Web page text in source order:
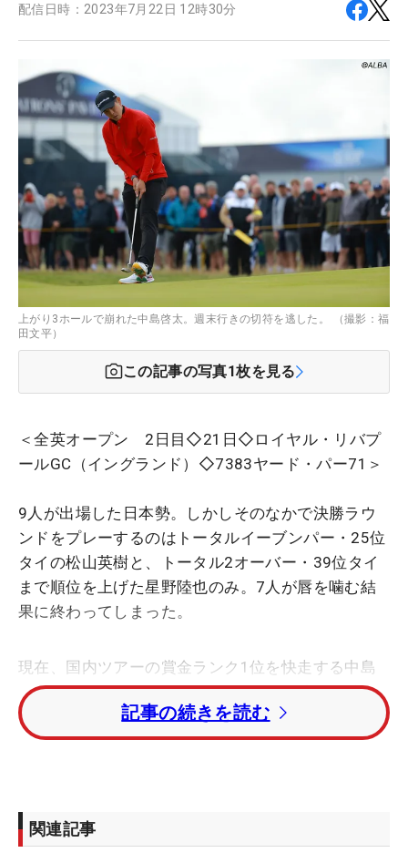
配信日時： 2023年7月22日 12時30分
上がり3ホールで崩れた中島啓太。週末行きの切符を逃した。 （撮影：福
田文平）
この記事の写真1枚を見る
＜全英オープン 2日目◇21日◇ロイヤル・リバプ
ールGC（イングランド）◇7383ヤード・パー71＞
9人が出場した日本勢。しかしそのなかで決勝ラウ
ンドをプレーするのはトータルイーブンパー・25位
タイの松山英樹と、トータル2オーバー・39位タイ
まで順位を上げた星野陸也のみ。7人が唇を噛む結
果に終わってしまった。
現在、国内ツアーの賞金ランク1位を快走する中島
啓太も、そのひとりになってしまった。初日は午後
組の難しいコンディションのなか、15番のイーグ
ル、さらに新設された17番パー3のバーディで魅せ
圏内だった16番でスコアを落とすと、17番でもボギ
ー、そして18番ではダブルボギー。わずか3ホール
記事の続きを読む
関連記事